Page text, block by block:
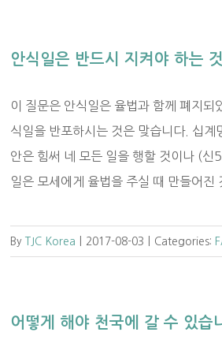
안식일은 반드시 지켜야 하는
이 질문은 안식일은 율법과 함께 폐지
식일을 반포하시는 것은 맞습니다. 십
안은 힘써 네 모든 일을 행할 것이나 (
일은 모세에게 율법을 주실 때 만들어진
By TJC Korea 2017-08-03 Categories:
어떻게 해야 천국에 갈 수 있습